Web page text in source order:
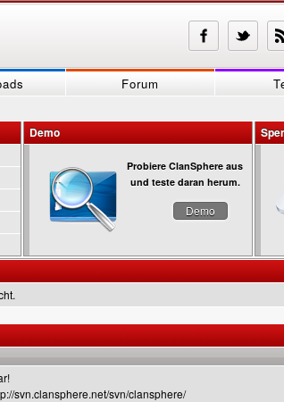
Forum
Demo
Probiere ClanSphere aus
und teste daran herum.
Demo
svn.clansphere.net/svn/clansphere/